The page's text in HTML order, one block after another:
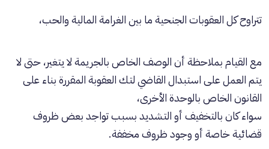
تتراوح كل العقوبات الجنحية ما بين الغرامة المالية والحب،
مع القيام بملاحظة أن الوصف الخاص بالجريمة لا يتغير، حتى لا
يتم العمل على استبدال القاضي لتك العقوبة المقررة بناء على
القانون الخاص بالوحدة الأخرى،
سواء كان بالتخفيف أو التشديد بسبب تواجد بعض ظروف
قضائية خاصة أو وجود ظروف مخففة.